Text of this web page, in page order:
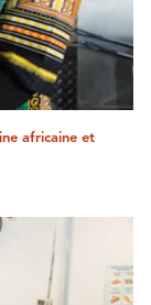
africaine et